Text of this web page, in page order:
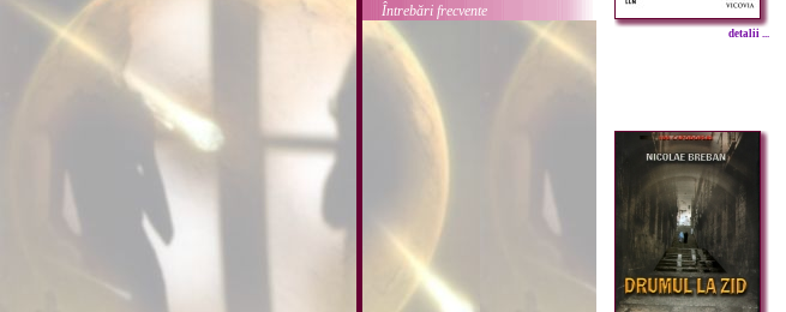
Întrebări frecvente
detalii ...